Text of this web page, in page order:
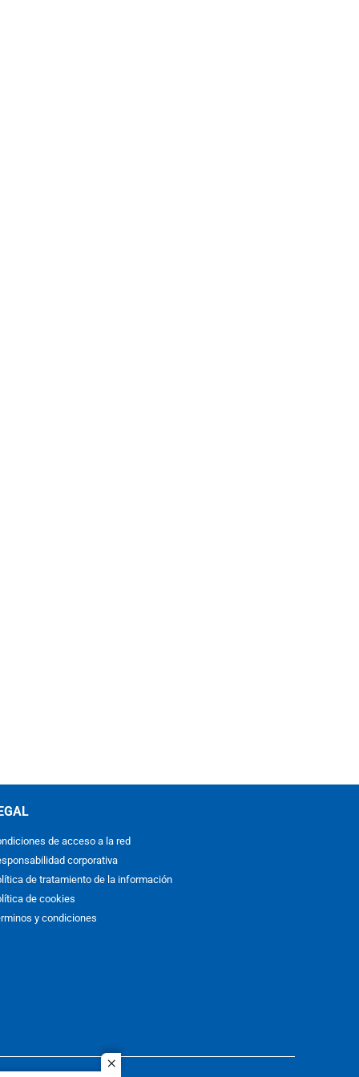
close
de acceso a la red
corporativa
de tratamiento de la información
de cookies
y condiciones